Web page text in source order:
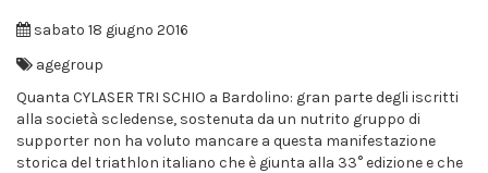
sabato 18 giugno 2016
agegroup
Quanta CYLASER TRI SCHIO a Bardolino: gran parte degli iscritti
alla società scledense, sostenuta da un nutrito gruppo di
supporter non ha voluto mancare a questa manifestazione
storica del triathlon italiano che è giunta alla 33° edizione e che